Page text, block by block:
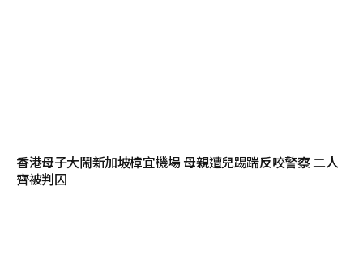
香港母子大鬧新加坡樟宜機場 母親遭兒踢踹反咬警察 二人
齊被判囚